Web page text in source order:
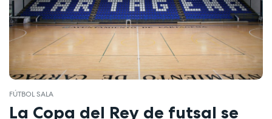
FÚTBOL SALA
La Copa del Rey de futsal se